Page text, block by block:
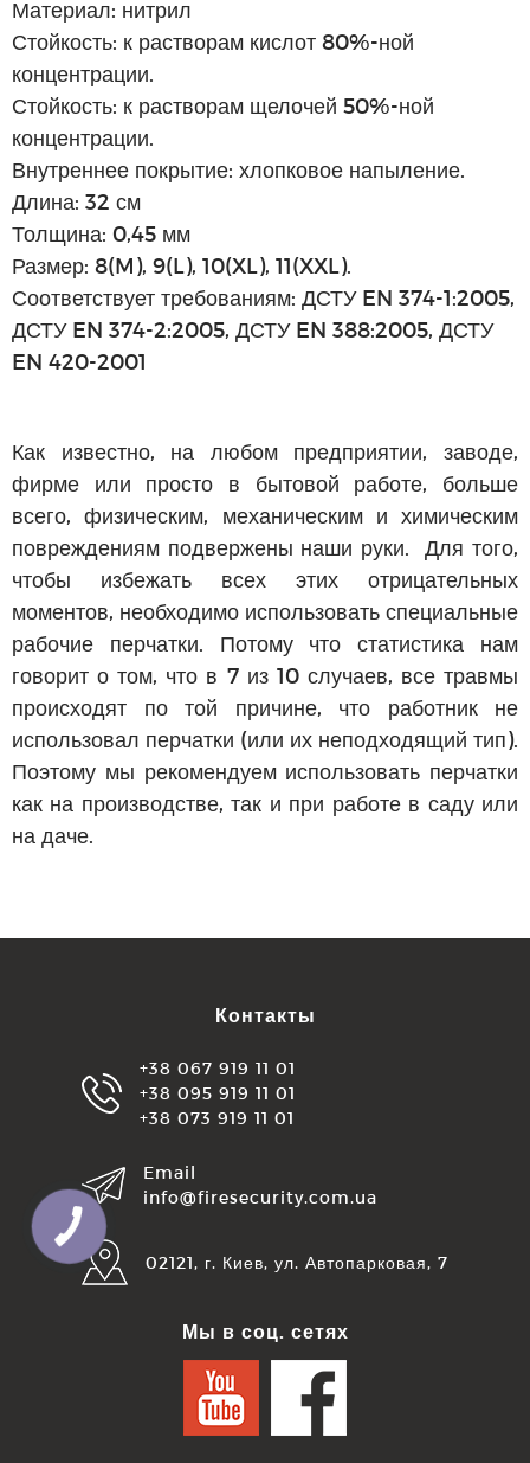
Материал: нитрил
Стойкость: к растворам кислот 80%-ной
концентрации.
Стойкость: к растворам щелочей 50%-ной
концентрации.
Внутреннее покрытие: хлопковое напыление.
Длина: 32 см
Толщина: 0,45 мм
Размер: 8(M), 9(L), 10(XL), 11(XXL).
Соответствует требованиям: ДСТУ EN 374-1:2005,
ДСТУ EN 374-2:2005, ДСТУ EN 388:2005, ДСТУ
EN 420-2001
Как известно, на любом предприятии, заводе,
фирме или просто в бытовой работе, больше
всего, физическим, механическим и химическим
повреждениям подвержены наши руки. Для того,
чтобы избежать всех этих отрицательных
моментов, необходимо использовать специальные
рабочие перчатки. Потому что статистика нам
говорит о том, что в 7 из 10 случаев, все травмы
происходят по той причине, что работник не
использовал перчатки (или их неподходящий тип).
Поэтому мы рекомендуем использовать перчатки
как на производстве, так и при работе в саду или
на даче.
Контакты
+38 067 919 11 01
+38 095 919 11 01
+38 073 919 11 01
Email
info@firesecurity.com.ua
02121, г. Киев, ул. Автопарковая, 7
Мы в соц. сетях
КНОПКА
ЗВ'ЯЗКУ